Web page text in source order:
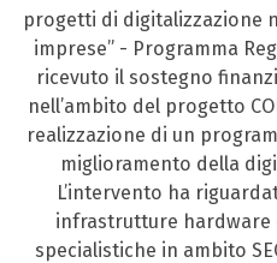
progetti di digitalizzazione
imprese” - Programma
ricevuto il sostegno
nell’ambito del progetto
realizzazione di un
miglioramento della
L’intervento ha
infrastrutture hardware
specialistiche in ambito